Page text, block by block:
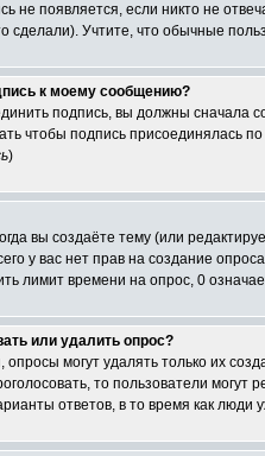
не появляется, если никто не
сделали). Учтите, что обычные
к моему сообщению?
подпись, вы должны сначала
чтобы подпись присоединялась
)
вы создаёте тему (или
у вас нет прав на создание
лимит времени на опрос, 0
или удалить опрос?
опросы могут удалять только их
то пользователи
ответов, в то время как люди